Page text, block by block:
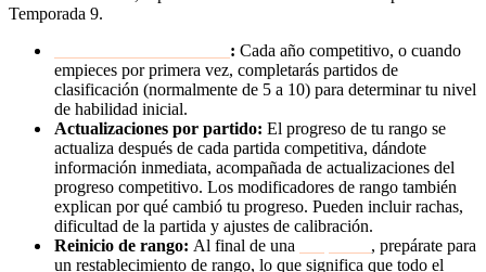
Temporada 9.
: Cada año competitivo, o cuando
empieces por primera vez, completarás partidos de
clasificación (normalmente de 5 a 10) para determinar tu nivel
de habilidad inicial.
Actualizaciones por partido: El progreso de tu rango se
actualiza después de cada partida competitiva, dándote
información inmediata, acompañada de actualizaciones del
progreso competitivo. Los modificadores de rango también
explican por qué cambió tu progreso. Pueden incluir rachas,
dificultad de la partida y ajustes de calibración.
Reinicio de rango: Al final de una
, prepárate para
un restablecimiento de rango, lo que significa que todo el